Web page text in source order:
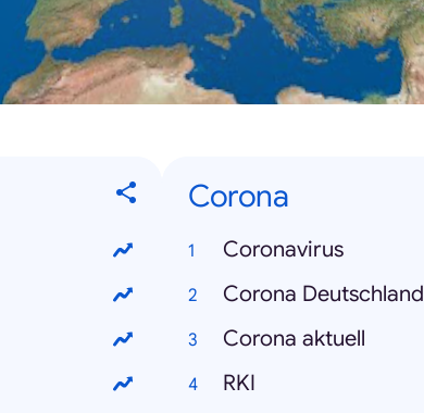
Corona
Coronavirus
Corona Deutschland
Corona aktuell
RKI